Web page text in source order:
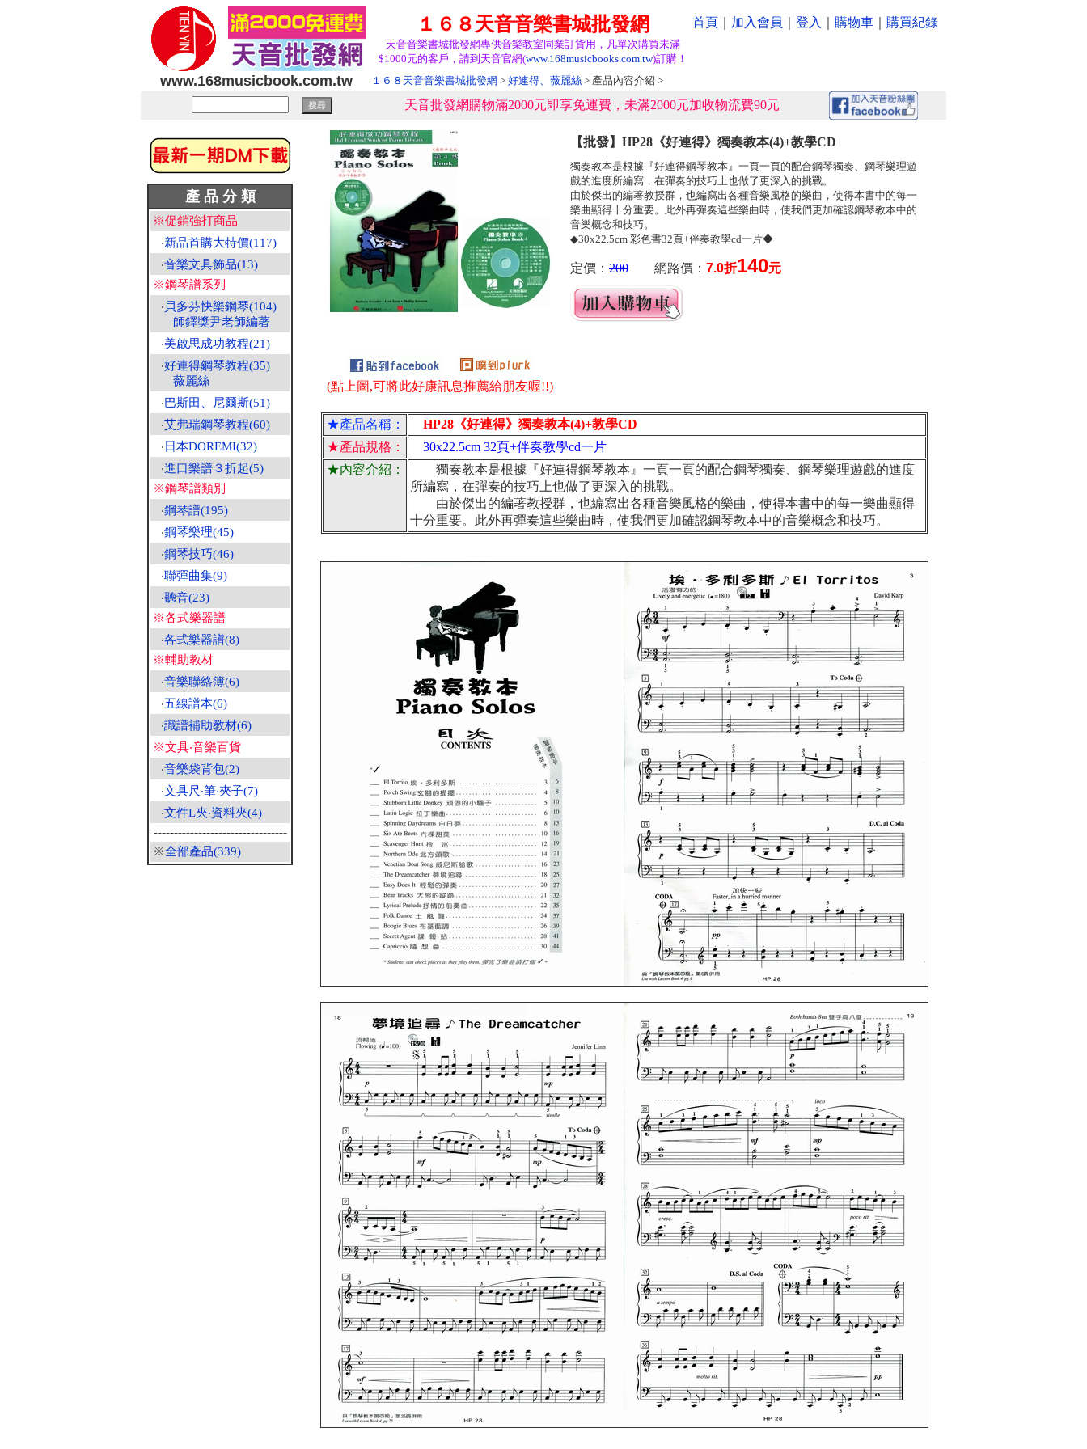
１６８天音音樂書城批發網
天音音樂書城批發網專供音樂教室同業訂貨用，凡單次購買未滿
$1000元的客戶，請到天音官網(www.168musicbooks.com.tw)訂購！
首頁 加入會員 登入 購物車 購買紀錄
www.168musicbook.com.tw １６８天音音樂書城批發網 > 好連得、薇麗絲 > 產品內容介紹 >
天音批發網購物滿2000元即享免運費，未滿2000元加收物流費90元
產 品 分 類
※促銷強打商品
‧新品首購大特價(117)
‧音樂文具飾品(13)
※鋼琴譜系列
‧ 貝多芬快樂鋼琴(104)
師鐸獎尹老師編著
‧美啟思成功教程(21)
‧好連得鋼琴教程(35)
薇麗絲
‧巴斯田、尼爾斯(51)
‧艾弗瑞鋼琴教程(60)
‧ 日本DOREMI(32)
‧進口樂譜３折起(5)
※鋼琴譜類別
‧鋼琴譜(195)
‧鋼琴樂理(45)
‧鋼琴技巧(46)
‧聯彈曲集(9)
‧聽音(23)
※各式樂器譜
‧各式樂器譜(8)
※輔助教材
‧音樂聯絡簿(6)
‧五線譜本(6)
‧識譜補助教材(6)
※文具‧音樂百貨
‧音樂袋背包(2)
‧文具尺‧筆‧夾子(7)
‧文件L夾‧資料夾(4)
---------------------------------
※全部產品(339)
(點上圖,可將此好康訊息推薦給朋友喔!!)
【批發】HP28《好連得》獨奏教本(4)+教學CD
獨奏教本是根據『好連得鋼琴教本』一頁一頁的配合鋼琴獨奏、鋼琴樂理遊
戲的進度所編寫，在彈奏的技巧上也做了更深入的挑戰。
由於傑出的編著教授群，也編寫出各種音樂風格的樂曲，使得本書中的每一
樂曲顯得十分重要。此外再彈奏這些樂曲時，使我們更加確認鋼琴教本中的
音樂概念和技巧。
◆30x22.5cm 彩色書32頁+伴奏教學cd一片◆
定價： 200 網路價： 7.0折140元
★產品名稱：
HP28《好連得》獨奏教本(4)+教學CD
★產品規格：
30x22.5cm 32頁+伴奏教學cd一片
★內容介紹：
獨奏教本是根據『好連得鋼琴教本』一頁一頁的配合鋼琴獨奏、鋼琴樂理遊戲的進度
所編寫，在彈奏的技巧上也做了更深入的挑戰。
由於傑出的編著教授群，也編寫出各種音樂風格的樂曲，使得本書中的每一樂曲顯得
十分重要。此外再彈奏這些樂曲時，使我們更加確認鋼琴教本中的音樂概念和技巧。